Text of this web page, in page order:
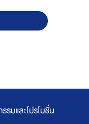
รมและโปรโมชั่น